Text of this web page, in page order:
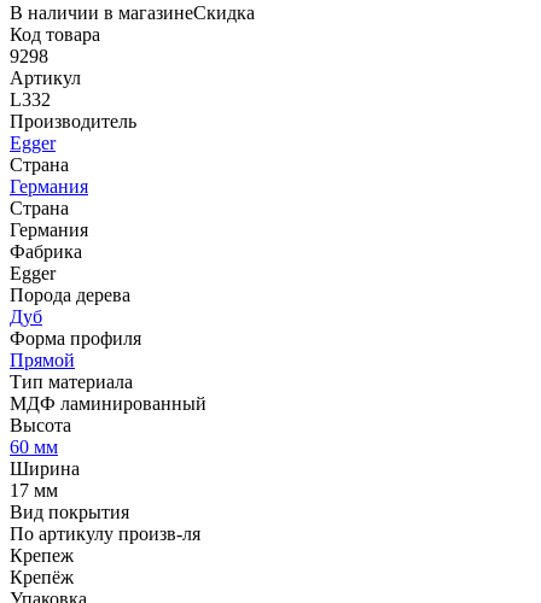
В наличии в магазинеСкидка
Код товара
9298
Артикул
L332
Производитель
Egger
Страна
Германия
Страна
Германия
Фабрика
Egger
Порода дерева
Дуб
Форма профиля
Прямой
Тип материала
МДФ ламинированный
Высота
60 мм
Ширина
17 мм
Вид покрытия
По артикулу произв-ля
Крепеж
Крепёж
Упаковка